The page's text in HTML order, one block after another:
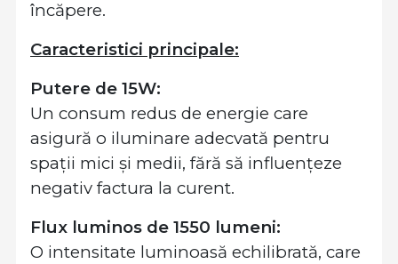
încăpere.
Caracteristici principale:
Putere de 15W:
Un consum redus de energie care
asigură o iluminare adecvată pentru
spații mici și medii, fără să influențeze
negativ factura la curent.
Flux luminos de 1550 lumeni:
O intensitate luminoasă echilibrată, care